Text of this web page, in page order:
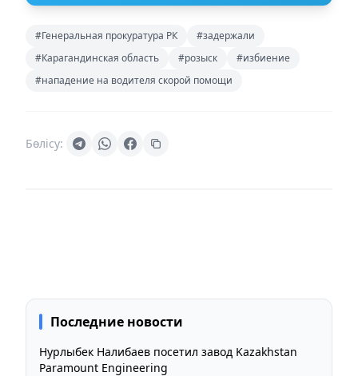
#Генеральная прокуратура РК
#задержали
#Карагандинская область
#розыск
#избиение
#нападение на водителя скорой помощи
Бөлісу:
Последние новости
Нурлыбек Налибаев посетил завод Kazakhstan
Paramount Engineering